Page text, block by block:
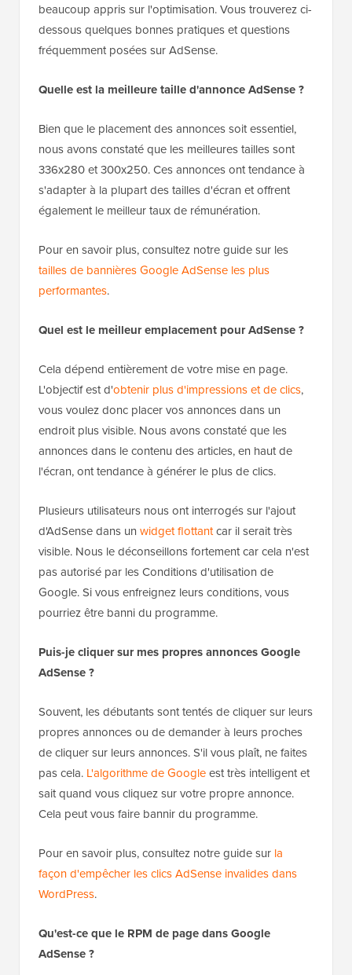
beaucoup appris sur l'optimisation. Vous trouverez ci-
dessous quelques bonnes pratiques et questions
fréquemment posées sur AdSense.
Quelle est la meilleure taille d'annonce AdSense ?
Bien que le placement des annonces soit essentiel,
nous avons constaté que les meilleures tailles sont
336x280 et 300x250. Ces annonces ont tendance à
s'adapter à la plupart des tailles d'écran et offrent
également le meilleur taux de rémunération.
Pour en savoir plus, consultez notre guide sur les
tailles de bannières Google AdSense les plus
performantes.
Quel est le meilleur emplacement pour AdSense ?
Cela dépend entièrement de votre mise en page.
L'objectif est d'obtenir plus d'impressions et de clics,
vous voulez donc placer vos annonces dans un
endroit plus visible. Nous avons constaté que les
annonces dans le contenu des articles, en haut de
l'écran, ont tendance à générer le plus de clics.
Plusieurs utilisateurs nous ont interrogés sur l'ajout
d'AdSense dans un widget flottantcar il serait très
visible. Nous le déconseillons fortement car cela n'est
pas autorisé par les Conditions d'utilisation de
Google. Si vous enfreignez leurs conditions, vous
pourriez être banni du programme.
Puis-je cliquer sur mes propres annonces Google
AdSense ?
Souvent, les débutants sont tentés de cliquer sur leurs
propres annonces ou de demander à leurs proches
de cliquer sur leurs annonces. S'il vous plaît, ne faites
pas cela. L'algorithme de Googleest très intelligent et
sait quand vous cliquez sur votre propre annonce.
Cela peut vous faire bannir du programme.
Pour en savoir plus, consultez notre guide sur la
façon d'empêcher les clics AdSense invalides dans
WordPress.
Qu'est-ce que le RPM de page dans Google
AdSense ?